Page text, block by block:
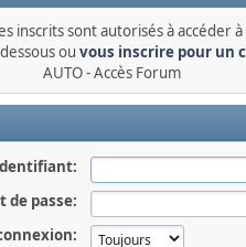
inscrits sont autorisés à accéder
ou vous inscrire pour un
AUTO - Accès Forum
de passe: